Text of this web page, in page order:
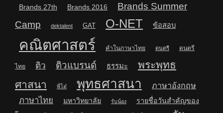
Brands 27th Brands 2016
Brands Summer
Camp
dektalent GAT O-NET ข้อสอบ
คณิตศาสตร์ คำในภาษาไทย ดนตรี ดนตรี
ไทย ติว ติวแบรนด์ ธรรมะ
พระพุทธ
ศาสนา
พี่โต๋ พุทธศาสนา ภาษาอังกฤษ
ภาษาไทย มหาวิทยาลัย รับน้อง
รายชื่อวันสำคัญของ